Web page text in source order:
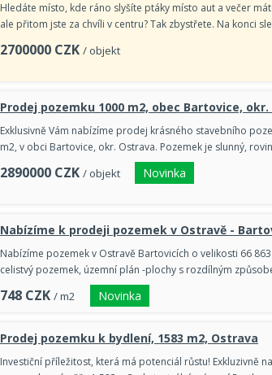
Hledáte místo, kde ráno slyšíte ptáky místo aut a večer
ale přitom jste za chvíli v centru? Tak zbystřete. Na konci
2700000 CZK / objekt
Prodej pozemku 1000 m2, obec Bartovice,
Exklusivně Vám nabízíme prodej krásného stavebního
m2, v obci Bartovice, okr. Ostrava. Pozemek je slunný,
2890000 CZK / objekt Novinka
Nabízíme k prodeji pozemek v Ostravě -
Nabízíme pozemek v Ostravě Bartovicích o velikosti 66
celistvý pozemek, územní plán -plochy s rozdílným
748 CZK / m2 Novinka
Prodej pozemku k bydlení, 1583 m2, Ostrava
Investiční příležitost, která má potenciál růstu! Exkluzivně